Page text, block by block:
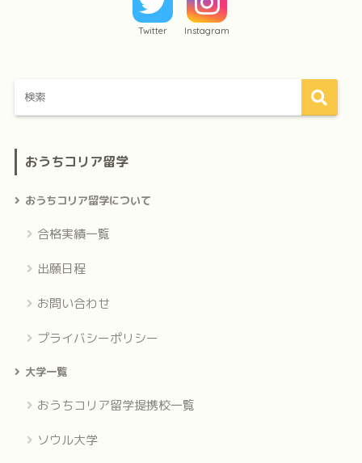
Twitter Instagram
おうちコリア留学
おうちコリア留学について
合格実績一覧
出願日程
お問い合わせ
プライバシーポリシー
大学一覧
おうちコリア留学提携校一覧
ソウル大学